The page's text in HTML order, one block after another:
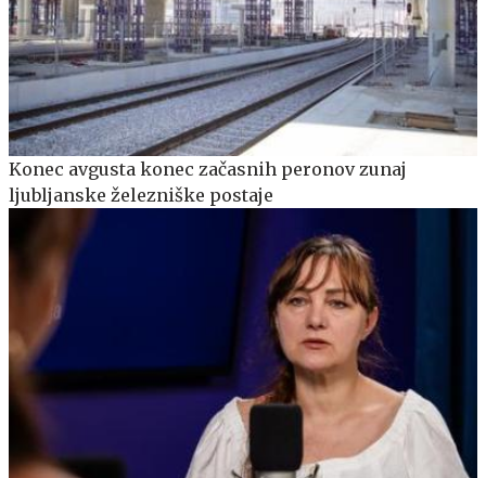
Konec avgusta konec začasnih peronov zunaj
ljubljanske železniške postaje